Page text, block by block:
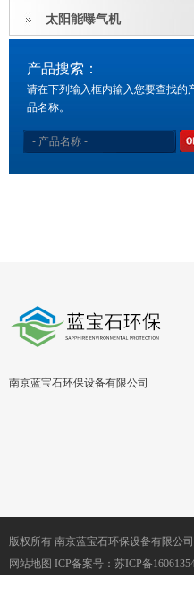
太阳能曝气机
产品搜索：
请在下列输入框内输入您要查找的
品名称。
南京蓝宝石环保设备有限公司
版权所有 南京蓝宝石环保设备有限公司
网站地图 ICP备案号： 苏ICP备